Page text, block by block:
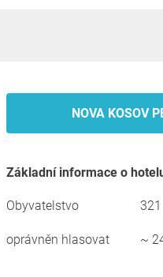
NOVA KOSOV
základní informace o
Obyvatelstvo 321
oprávněn hlasovat ~